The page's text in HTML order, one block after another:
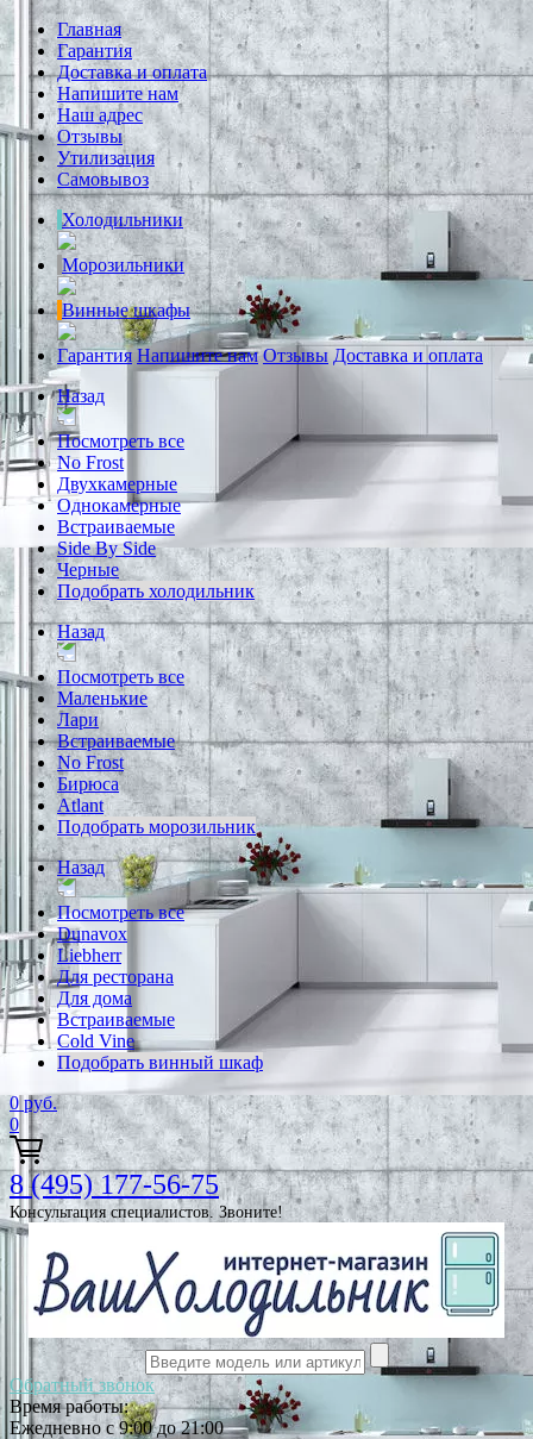
Главная
Гарантия
Доставка и оплата
Напишите нам
Наш адрес
Отзывы
Утилизация
Самовывоз
Холодильники
Морозильники
Винные шкафы
Гарантия Напишите нам Отзывы Доставка и оплата
Назад
Посмотреть все
No Frost
Двухкамерные
Однокамерные
Встраиваемые
Side By Side
Черные
Подобрать холодильник
Назад
Посмотреть все
Маленькие
Лари
Встраиваемые
No Frost
Бирюса
Atlant
Подобрать морозильник
Назад
Посмотреть все
Dunavox
Liebherr
Для ресторана
Для дома
Встраиваемые
Cold Vine
Подобрать винный шкаф
0 руб.
0
8 (495) 177-56-75
Консультация специалистов. Звоните!
Обратный звонок
Время работы:
Ежедневно с 9:00 до 21:00